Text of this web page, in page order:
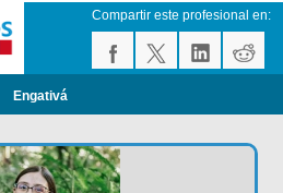
Compartir este profesional en:
Engativá